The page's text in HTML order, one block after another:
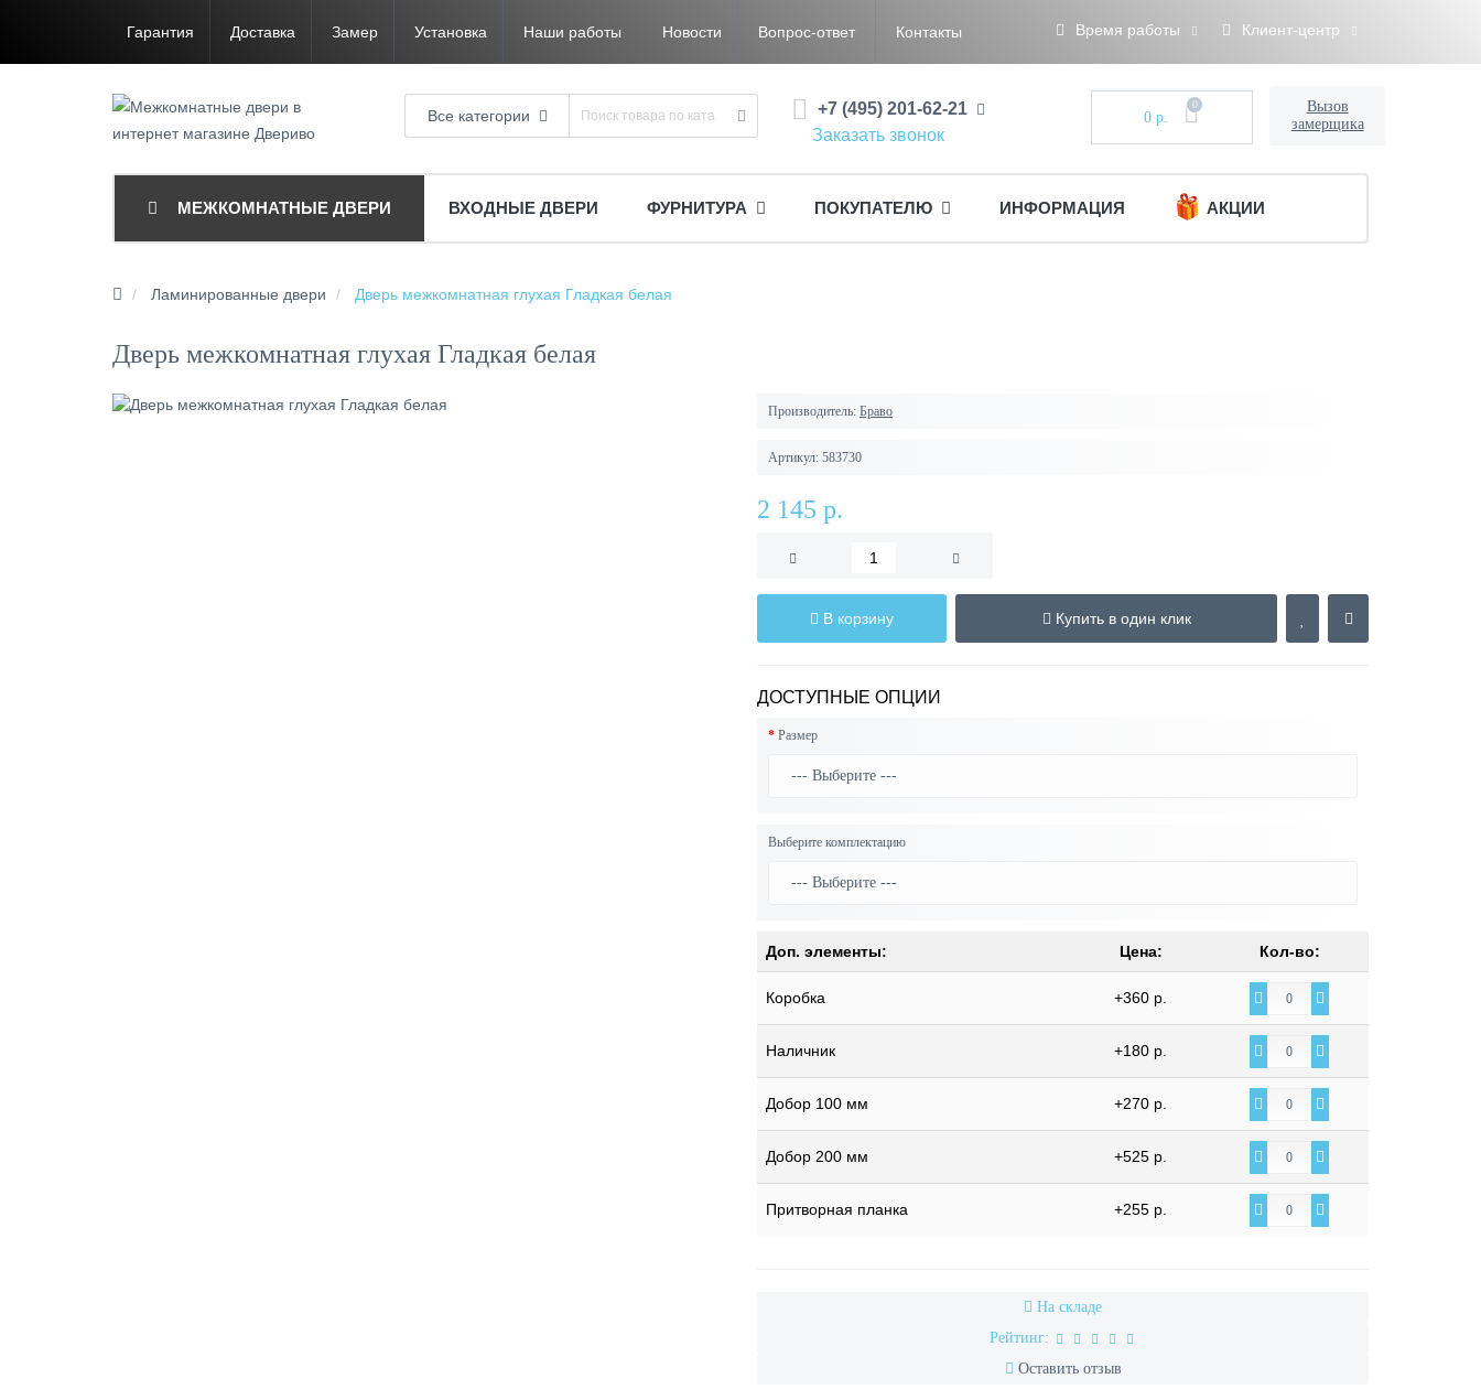
Гарантия Доставка Замер Установка Наши работы Новости Вопрос-ответ Контакты Время работы Клиент-центр
Все категории
+7 (495) 201-62-21
Заказать звонок
0 р.
0
Вызов
замерщика
МЕЖКОМНАТНЫЕ ДВЕРИ ВХОДНЫЕ ДВЕРИ ФУРНИТУРА ПОКУПАТЕЛЮ ИНФОРМАЦИЯ АКЦИИ
Ламинированные двери Дверь межкомнатная глухая Гладкая белая
Дверь межкомнатная глухая Гладкая белая
Производитель: Браво
Артикул: 583730
2 145 р.
В корзину Купить в один клик
ДОСТУПНЫЕ ОПЦИИ
Размер
Выберите комплектацию
Доп. элементы: Цена: Кол-во:
Коробка +360 р.
Наличник +180 р.
Добор 100 мм +270 р.
Добор 200 мм +525 р.
Притворная планка +255 р.
На складе
Рейтинг:
Оставить отзыв